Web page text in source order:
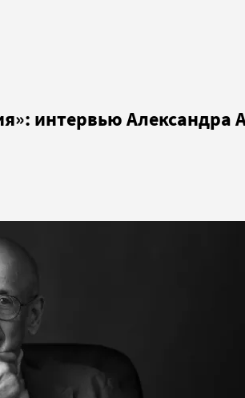
интервью Александра